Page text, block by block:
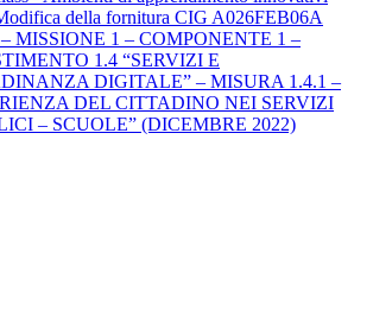
della fornitura CIG A026FEB06A
MISSIONE 1 – COMPONENTE 1 –
1.4 “SERVIZI E
DIGITALE” – MISURA 1.4.1 –
DEL CITTADINO NEI SERVIZI
– SCUOLE” (DICEMBRE 2022)